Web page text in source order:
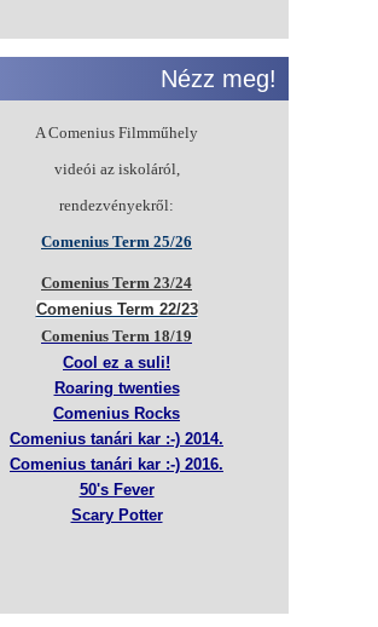
Nézz meg!
A Comenius Filmműhely
videói az iskoláról,
rendezvényekről:
Comenius Term 25/26
Comenius Term 23/24
Comenius Term 22/23
Comenius Term 18/19
Cool ez a suli!
Roaring twenties
Comenius Rocks
Comenius tanári kar :-) 2014.
Comenius tanári kar :-) 2016.
50's Fever
Scary Potter